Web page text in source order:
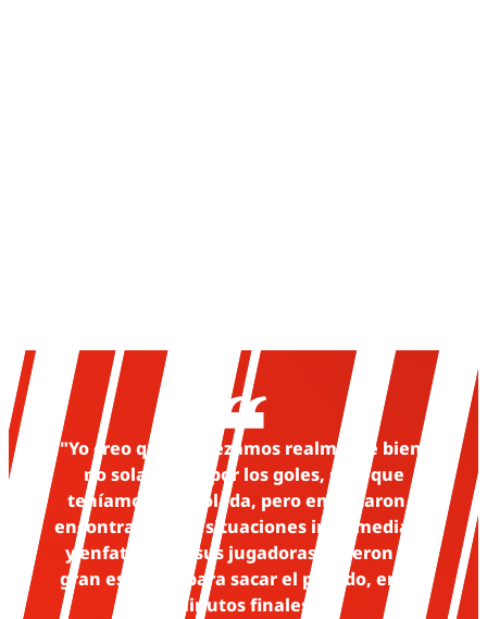
"Yo creo que empezamos realmente bien,
no solamente por los goles, sino que
teníamos controlada, pero empezaron a
encontrarnos en situaciones intermedias",
y enfatizó que sus jugadoras hicieron un
gran esfuerzo para sacar el partido, en los
minutos finales.